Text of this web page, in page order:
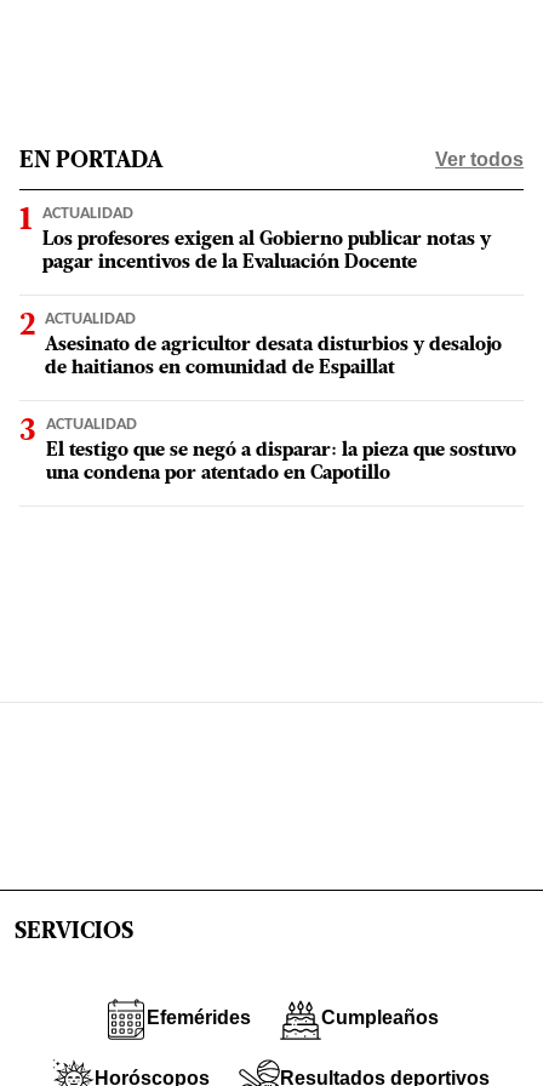
EN PORTADA Ver todos
ACTUALIDAD
Los profesores exigen al Gobierno publicar notas y
pagar incentivos de la Evaluación Docente
ACTUALIDAD
Asesinato de agricultor desata disturbios y desalojo
de haitianos en comunidad de Espaillat
ACTUALIDAD
El testigo que se negó a disparar: la pieza que sostuvo
una condena por atentado en Capotillo
SERVICIOS
Efemérides Cumpleaños
Horóscopos Resultados deportivos